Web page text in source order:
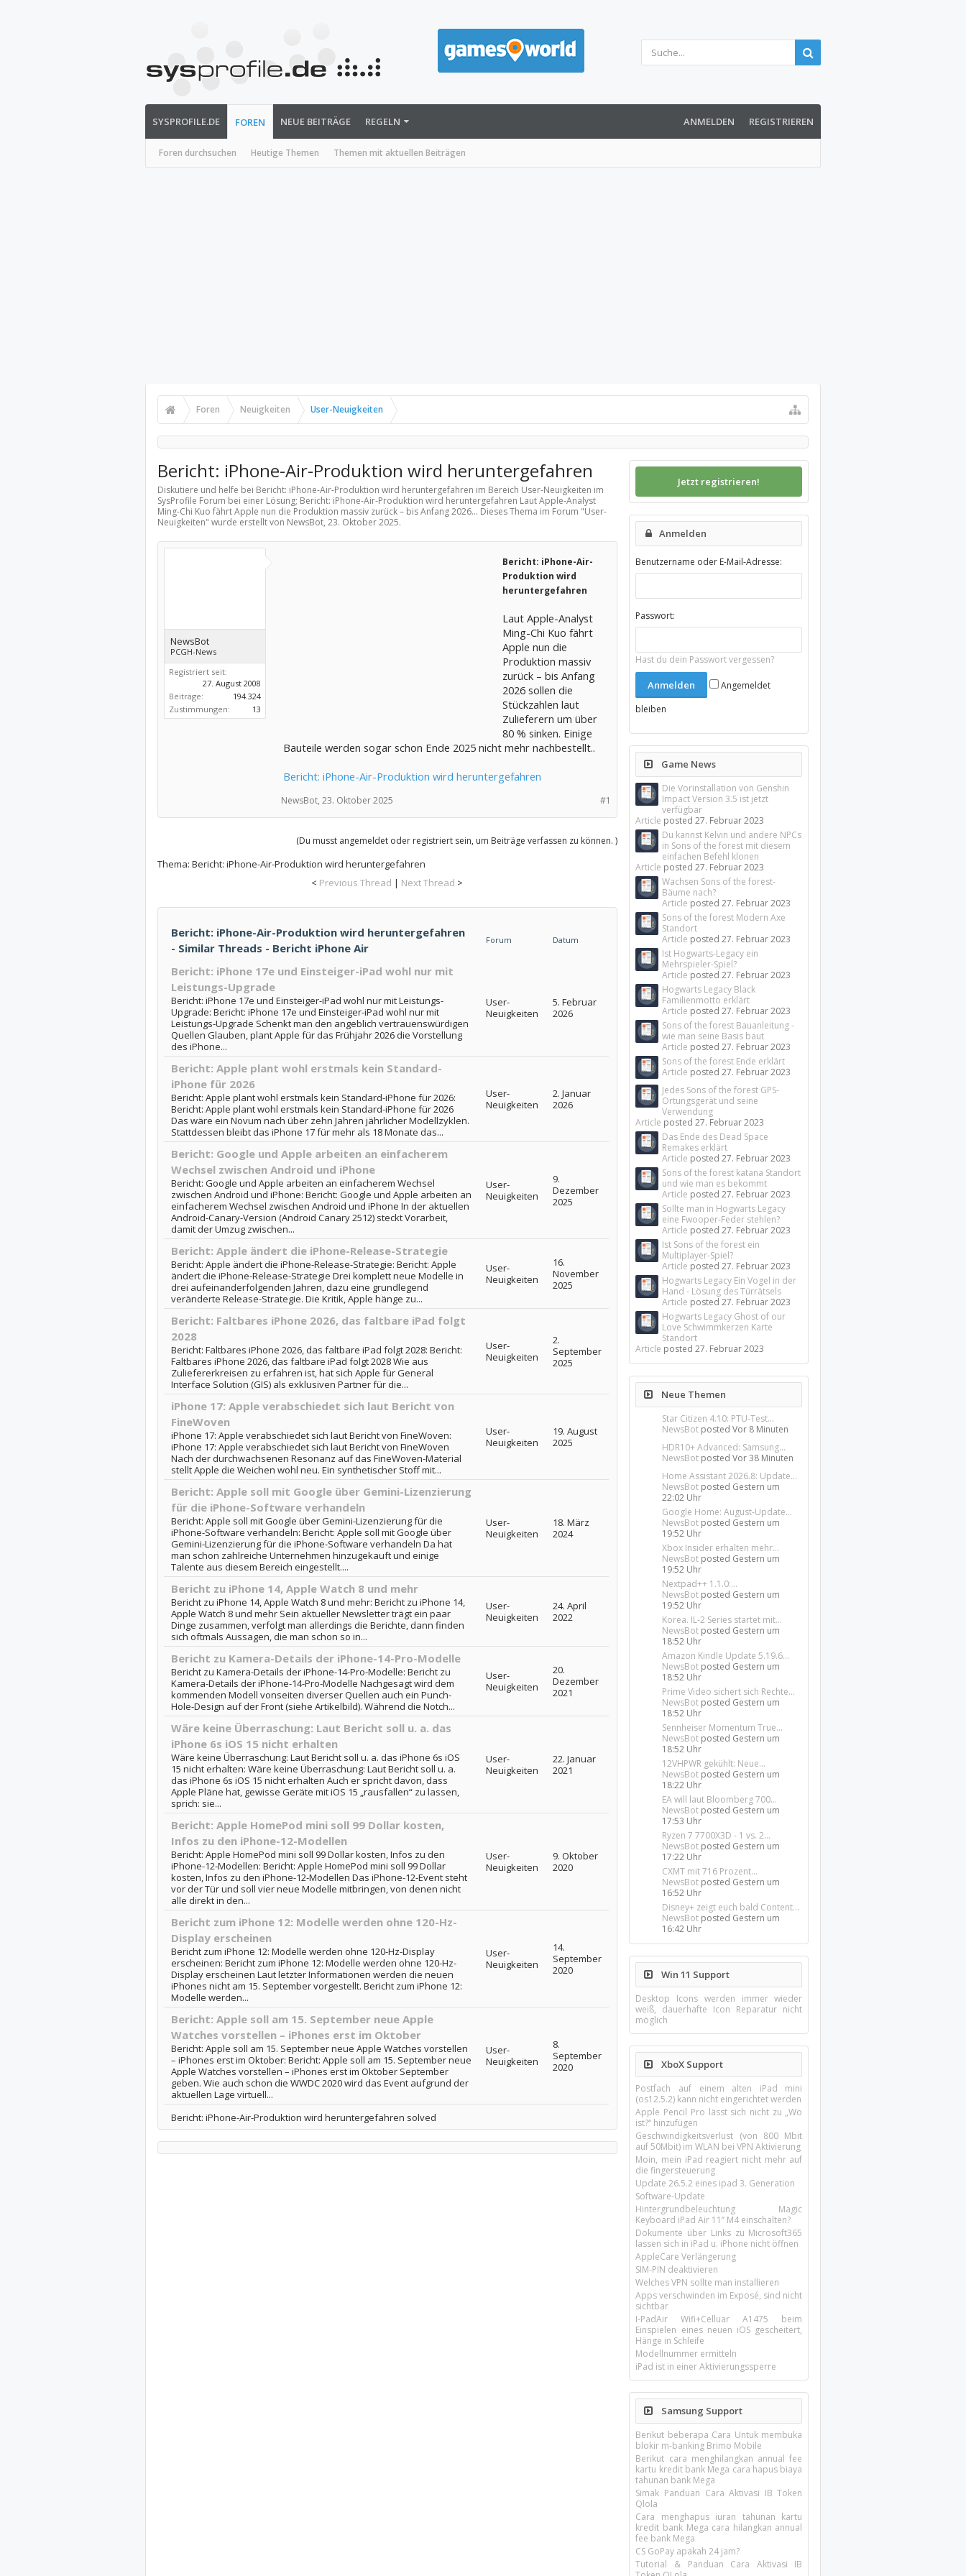
SYSPROFILE.DE FOREN
Foren durchsuchen Heutige Themen Themen mit aktuellen Beiträgen
NEUE BEITRÄGE REGELN ANMELDEN REGISTRIEREN
Foren Neuigkeiten User-Neuigkeiten
Bericht: iPhone-Air-Produktion wird heruntergefahren
Diskutiere und helfe bei Bericht: iPhone-Air-Produktion wird heruntergefahren im Bereich User-Neuigkeiten im
SysProfile Forum bei einer Lösung; Bericht: iPhone-Air-Produktion wird heruntergefahren Laut Apple-Analyst
Ming-Chi Kuo fährt Apple nun die Produktion massiv zurück – bis Anfang 2026... Dieses Thema im Forum "User-
Neuigkeiten" wurde erstellt von NewsBot, 23. Oktober 2025.
NewsBot
PCGH-News
Registriert seit:
27. August 2008
Beiträge:
194.324
Zustimmungen:
13
Bericht: iPhone-Air-
Produktion wird
heruntergefahren
Laut Apple-Analyst
Ming-Chi Kuo fährt
Apple nun die
Produktion massiv
zurück – bis Anfang
2026 sollen die
Stückzahlen laut
Zulieferern um über
80 % sinken. Einige
Bauteile werden sogar schon Ende 2025 nicht mehr nachbestellt..
Bericht: iPhone-Air-Produktion wird heruntergefahren
#1
NewsBot, 23. Oktober 2025
(Du musst angemeldet oder registriert sein, um Beiträge verfassen zu können. )
Thema: Bericht: iPhone-Air-Produktion wird heruntergefahren
< Previous Thread | Next Thread >
Bericht: iPhone-Air-Produktion wird heruntergefahren
- Similar Threads - Bericht iPhone Air
Forum Datum
Bericht: iPhone 17e und Einsteiger-iPad wohl nur mit
Leistungs-Upgrade
Bericht: iPhone 17e und Einsteiger-iPad wohl nur mit Leistungs-
Upgrade: Bericht: iPhone 17e und Einsteiger-iPad wohl nur mit
Leistungs-Upgrade Schenkt man den angeblich vertrauenswürdigen
Quellen Glauben, plant Apple für das Frühjahr 2026 die Vorstellung
des iPhone...
User-
Neuigkeiten
5. Februar
2026
Bericht: Apple plant wohl erstmals kein Standard-
iPhone für 2026
Bericht: Apple plant wohl erstmals kein Standard-iPhone für 2026:
Bericht: Apple plant wohl erstmals kein Standard-iPhone für 2026
Das wäre ein Novum nach über zehn Jahren jährlicher Modellzyklen.
Stattdessen bleibt das iPhone 17 für mehr als 18 Monate das...
User-
Neuigkeiten
2. Januar
2026
Bericht: Google und Apple arbeiten an einfacherem
Wechsel zwischen Android und iPhone
Bericht: Google und Apple arbeiten an einfacherem Wechsel
zwischen Android und iPhone: Bericht: Google und Apple arbeiten an
einfacherem Wechsel zwischen Android und iPhone In der aktuellen
Android-Canary-Version (Android Canary 2512) steckt Vorarbeit,
damit der Umzug zwischen...
User-
Neuigkeiten
9.
Dezember
2025
Bericht: Apple ändert die iPhone-Release-Strategie
Bericht: Apple ändert die iPhone-Release-Strategie: Bericht: Apple
ändert die iPhone-Release-Strategie Drei komplett neue Modelle in
drei aufeinanderfolgenden Jahren, dazu eine grundlegend
veränderte Release-Strategie. Die Kritik, Apple hänge zu...
User-
Neuigkeiten
16.
November
2025
Bericht: Faltbares iPhone 2026, das faltbare iPad folgt
2028
Bericht: Faltbares iPhone 2026, das faltbare iPad folgt 2028: Bericht:
Faltbares iPhone 2026, das faltbare iPad folgt 2028 Wie aus
Zuliefererkreisen zu erfahren ist, hat sich Apple für General
Interface Solution (GIS) als exklusiven Partner für die...
User-
Neuigkeiten
2.
September
2025
iPhone 17: Apple verabschiedet sich laut Bericht von
FineWoven
iPhone 17: Apple verabschiedet sich laut Bericht von FineWoven:
iPhone 17: Apple verabschiedet sich laut Bericht von FineWoven
Nach der durchwachsenen Resonanz auf das FineWoven-Material
stellt Apple die Weichen wohl neu. Ein synthetischer Stoff mit...
User-
Neuigkeiten
19. August
2025
Bericht: Apple soll mit Google über Gemini-Lizenzierung
für die iPhone-Software verhandeln
Bericht: Apple soll mit Google über Gemini-Lizenzierung für die
iPhone-Software verhandeln: Bericht: Apple soll mit Google über
Gemini-Lizenzierung für die iPhone-Software verhandeln Da hat
man schon zahlreiche Unternehmen hinzugekauft und einige
Talente aus diesem Bereich eingestellt....
User-
Neuigkeiten
18. März
2024
Bericht zu iPhone 14, Apple Watch 8 und mehr
Bericht zu iPhone 14, Apple Watch 8 und mehr: Bericht zu iPhone 14,
Apple Watch 8 und mehr Sein aktueller Newsletter trägt ein paar
Dinge zusammen, verfolgt man allerdings die Berichte, dann finden
sich oftmals Aussagen, die man schon so in...
User-
Neuigkeiten
24. April
2022
Bericht zu Kamera-Details der iPhone-14-Pro-Modelle
Bericht zu Kamera-Details der iPhone-14-Pro-Modelle: Bericht zu
Kamera-Details der iPhone-14-Pro-Modelle Nachgesagt wird dem
kommenden Modell vonseiten diverser Quellen auch ein Punch-
Hole-Design auf der Front (siehe Artikelbild). Während die Notch...
User-
Neuigkeiten
20.
Dezember
2021
Wäre keine Überraschung: Laut Bericht soll u. a. das
iPhone 6s iOS 15 nicht erhalten
Wäre keine Überraschung: Laut Bericht soll u. a. das iPhone 6s iOS
15 nicht erhalten: Wäre keine Überraschung: Laut Bericht soll u. a.
das iPhone 6s iOS 15 nicht erhalten Auch er spricht davon, dass
Apple Pläne hat, gewisse Geräte mit iOS 15 „rausfallen“ zu lassen,
sprich: sie...
User-
Neuigkeiten
22. Januar
2021
Bericht: Apple HomePod mini soll 99 Dollar kosten,
Infos zu den iPhone-12-Modellen
Bericht: Apple HomePod mini soll 99 Dollar kosten, Infos zu den
iPhone-12-Modellen: Bericht: Apple HomePod mini soll 99 Dollar
kosten, Infos zu den iPhone-12-Modellen Das iPhone-12-Event steht
vor der Tür und soll vier neue Modelle mitbringen, von denen nicht
alle direkt in den...
User-
Neuigkeiten
9. Oktober
2020
Bericht zum iPhone 12: Modelle werden ohne 120-Hz-
Display erscheinen
Bericht zum iPhone 12: Modelle werden ohne 120-Hz-Display
erscheinen: Bericht zum iPhone 12: Modelle werden ohne 120-Hz-
Display erscheinen Laut letzter Informationen werden die neuen
iPhones nicht am 15. September vorgestellt. Bericht zum iPhone 12:
Modelle werden...
User-
Neuigkeiten
14.
September
2020
Bericht: Apple soll am 15. September neue Apple
Watches vorstellen – iPhones erst im Oktober
Bericht: Apple soll am 15. September neue Apple Watches vorstellen
– iPhones erst im Oktober: Bericht: Apple soll am 15. September neue
Apple Watches vorstellen – iPhones erst im Oktober September
geben. Wie auch schon die WWDC 2020 wird das Event aufgrund der
aktuellen Lage virtuell...
User-
Neuigkeiten
8.
September
2020
Bericht: iPhone-Air-Produktion wird heruntergefahren solved
Jetzt registrieren!
Anmelden
Benutzername oder E-Mail-Adresse:
Passwort:
Hast du dein Passwort vergessen?
Angemeldet
bleiben
Game News
Die Vorinstallation von Genshin
Impact Version 3.5 ist jetzt
verfügbar
Article posted27. Februar 2023
Du kannst Kelvin und andere NPCs
in Sons of the forest mit diesem
einfachen Befehl klonen
Article posted27. Februar 2023
Wachsen Sons of the forest-
Bäume nach?
Article posted27. Februar 2023
Sons of the forest Modern Axe
Standort
Article posted27. Februar 2023
Ist Hogwarts-Legacy ein
Mehrspieler-Spiel?
Article posted27. Februar 2023
Hogwarts Legacy Black
Familienmotto erklärt
Article posted27. Februar 2023
Sons of the forest Bauanleitung -
wie man seine Basis baut
Article posted27. Februar 2023
Sons of the forest Ende erklärt
Article posted27. Februar 2023
Jedes Sons of the forest GPS-
Ortungsgerät und seine
Verwendung
Article posted27. Februar 2023
Das Ende des Dead Space
Remakes erklärt
Article posted27. Februar 2023
Sons of the forest katana Standort
und wie man es bekommt
Article posted27. Februar 2023
Sollte man in Hogwarts Legacy
eine Fwooper-Feder stehlen?
Article posted27. Februar 2023
Ist Sons of the forest ein
Multiplayer-Spiel?
Article posted27. Februar 2023
Hogwarts Legacy Ein Vogel in der
Hand - Lösung des Türrätsels
Article posted27. Februar 2023
Hogwarts Legacy Ghost of our
Love Schwimmkerzen Karte
Standort
Article posted27. Februar 2023
Neue Themen
Star Citizen 4.10: PTU-Test...
NewsBot postedVor 8 Minuten
HDR10+ Advanced: Samsung...
NewsBot postedVor 38 Minuten
Home Assistant 2026.8: Update...
NewsBot posted Gestern um
22:02 Uhr
Google Home: August-Update...
NewsBot posted Gestern um
19:52 Uhr
Xbox Insider erhalten mehr...
NewsBot posted Gestern um
19:52 Uhr
Nextpad++ 1.1.0:...
NewsBot posted Gestern um
19:52 Uhr
Korea. IL-2 Series startet mit...
NewsBot posted Gestern um
18:52 Uhr
Amazon Kindle Update 5.19.6...
NewsBot posted Gestern um
18:52 Uhr
Prime Video sichert sich Rechte...
NewsBot posted Gestern um
18:52 Uhr
Sennheiser Momentum True...
NewsBot posted Gestern um
18:52 Uhr
12VHPWR gekühlt: Neue...
NewsBot posted Gestern um
18:22 Uhr
EA will laut Bloomberg 700...
NewsBot posted Gestern um
17:53 Uhr
Ryzen 7 7700X3D - 1 vs. 2...
NewsBot posted Gestern um
17:22 Uhr
CXMT mit 716 Prozent...
NewsBot posted Gestern um
16:52 Uhr
Disney+ zeigt euch bald Content...
NewsBot posted Gestern um
16:42 Uhr
Win 11 Support
Desktop Icons werden immer wieder
weiß, dauerhafte Icon Reparatur nicht
möglich
XboX Support
Postfach auf einem alten iPad mini
(os12.5.2) kann nicht eingerichtet werden
Apple Pencil Pro lässt sich nicht zu „Wo
ist?“ hinzufügen
Geschwindigkeitsverlust (von 800 Mbit
auf 50Mbit) im WLAN bei VPN Aktivierung
Moin, mein iPad reagiert nicht mehr auf
die fingersteuerung
Update 26.5.2 eines ipad 3. Generation
Software-Update
Hintergrundbeleuchtung Magic
Keyboard iPad Air 11’’ M4 einschalten?
Dokumente über Links zu Microsoft365
lassen sich in iPad u. iPhone nicht öffnen
AppleCare Verlängerung
SIM-PIN deaktivieren
Welches VPN sollte man installieren
Apps verschwinden im Exposé, sind nicht
sichtbar
I-PadAir Wifi+Celluar A1475 beim
Einspielen eines neuen iOS gescheitert,
Hänge in Schleife
Modellnummer ermitteln
iPad ist in einer Aktivierungssperre
Samsung Support
Berikut beberapa Cara Untuk membuka
blokir m-banking Brimo Mobile
Berikut cara menghilangkan annual fee
kartu kredit bank Mega cara hapus biaya
tahunan bank Mega
Simak Panduan Cara Aktivasi IB Token
Qlola
Cara menghapus iuran tahunan kartu
kredit bank Mega cara hilangkan annual
fee bank Mega
CS GoPay apakah 24 jam?
Tutorial & Panduan Cara Aktivasi IB